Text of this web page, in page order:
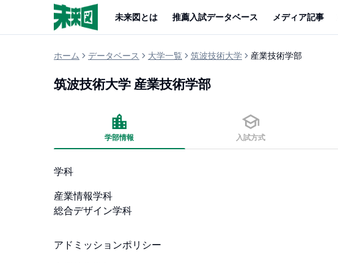
未来図とは 推薦入試データベース メディア記事
ホーム データベース 大学一覧 筑波技術大学 産業技術学部
筑波技術大学 産業技術学部
学部情報 入試方式
学科
産業情報学科
総合デザイン学科
アドミッションポリシー